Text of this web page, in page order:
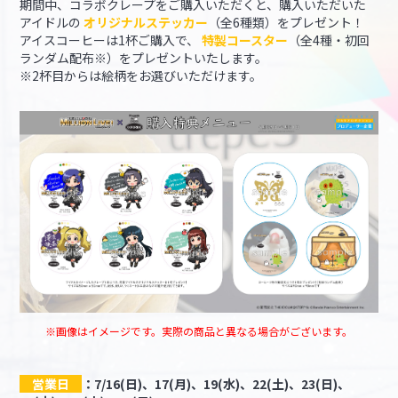
期間中、コラボクレープをご購入いただくと、購入いただいた
アイドルのオリジナルステッカー （全6種類）をプレゼント！
アイスコーヒーは1杯ご購入で、特製コースター （全4種・初回
ランダム配布※）をプレゼントいたします。
※2杯目からは絵柄をお選びいただけます。
※画像はイメージです。実際の商品と異なる場合がございます。
営業日
：7/16(日)、17(月)、19(水)、22(土)、23(日)、